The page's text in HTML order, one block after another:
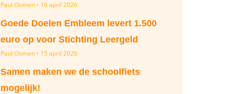
Paul Oomen 16 april 2026
Goede Doelen Embleem levert 1.500
euro op voor Stichting Leergeld
Paul Oomen 15 april 2026
Samen maken we de schoolfiets
mogelijk!